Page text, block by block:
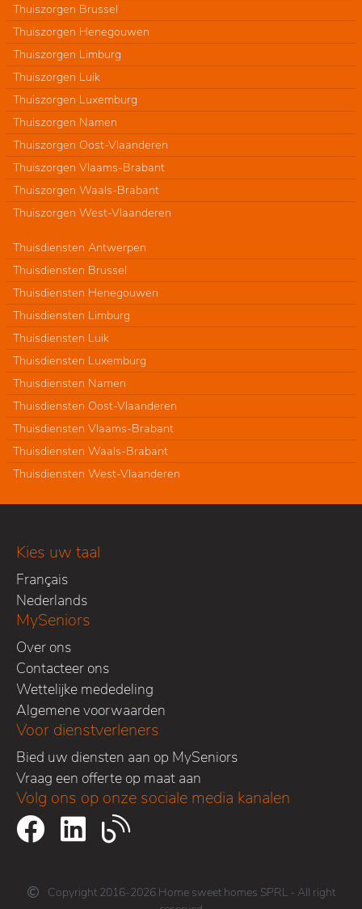
Thuiszorgen Brussel
Thuiszorgen Henegouwen
Thuiszorgen Limburg
Thuiszorgen Luik
Thuiszorgen Luxemburg
Thuiszorgen Namen
Thuiszorgen Oost-Vlaanderen
Thuiszorgen Vlaams-Brabant
Thuiszorgen Waals-Brabant
Thuiszorgen West-Vlaanderen
Thuisdiensten Antwerpen
Thuisdiensten Brussel
Thuisdiensten Henegouwen
Thuisdiensten Limburg
Thuisdiensten Luik
Thuisdiensten Luxemburg
Thuisdiensten Namen
Thuisdiensten Oost-Vlaanderen
Thuisdiensten Vlaams-Brabant
Thuisdiensten Waals-Brabant
Thuisdiensten West-Vlaanderen
Kies uw taal
Français
Nederlands
MySeniors
Over ons
Contacteer ons
Wettelijke mededeling
Algemene voorwaarden
Voor dienstverleners
Bied uw diensten aan op MySeniors
Vraag een offerte op maat aan
Volg ons op onze sociale media kanalen
Copyright 2016-2026 Home sweet homes SPRL - All right